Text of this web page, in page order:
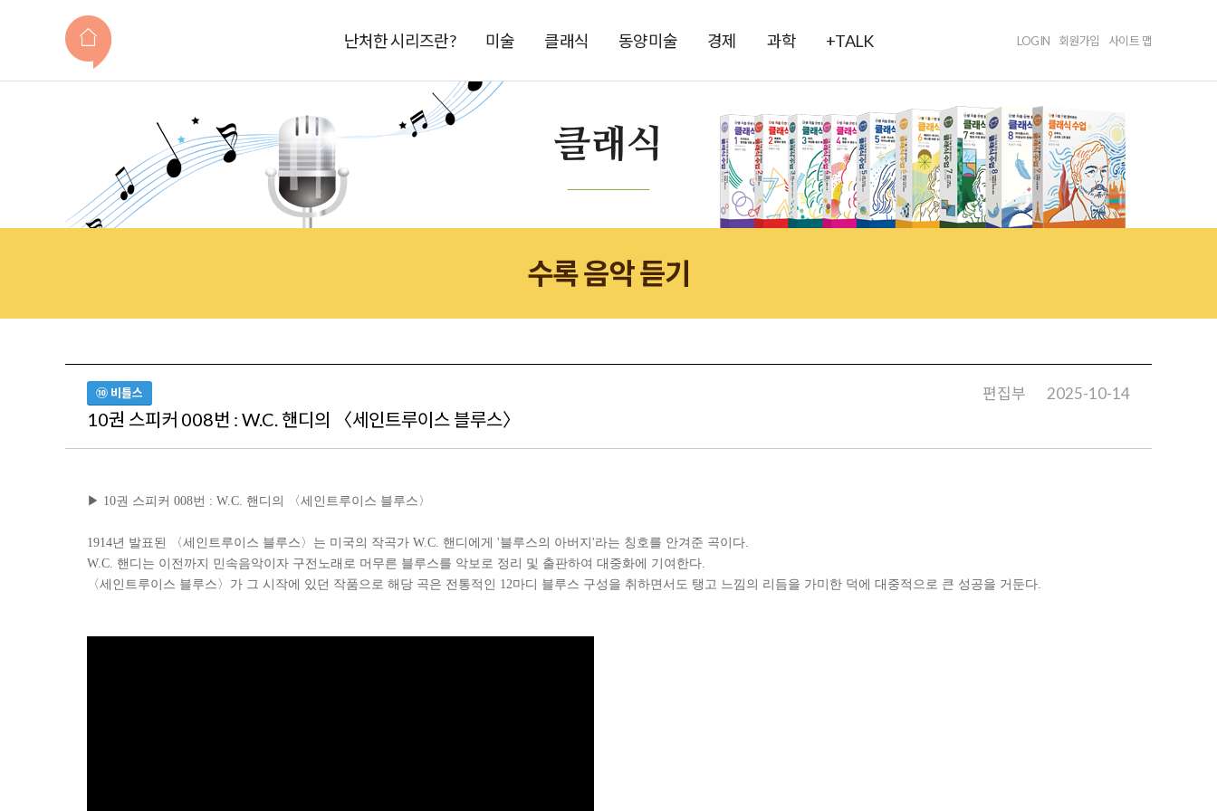
난처한 시리즈란? 미술 클래식 동양미술 경제 과학 +TALK LOGIN 회원가입 사이트 맵
클래식
수록 음악 듣기
⑩ 비틀스
10권 스피커 008번 : W.C. 핸디의 〈세인트루이스 블루스〉
편집부 2025-10-14
▶ 10권 스피커 008번 : W.C. 핸디의 〈세인트루이스 블루스〉
1914년 발표된 〈세인트루이스 블루스〉는 미국의 작곡가 W.C. 핸디에게 '블루스의 아버지'라는 칭호를 안겨준 곡이다.
W.C. 핸디는 이전까지 민속음악이자 구전노래로 머무른 블루스를 악보로 정리 및 출판하여 대중화에 기여한다.
〈세인트루이스 블루스〉가 그 시작에 있던 작품으로 해당 곡은 전통적인 12마디 블루스 구성을 취하면서도 탱고 느낌의 리듬을 가미한 덕에 대중적으로 큰 성공을 거둔다.